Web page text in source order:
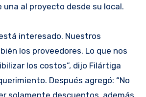
una al proyecto desde su local.
interesado. Nuestros
los proveedores. Lo que nos
los costos”, dijo Filártiga
Después agregó: “No
solamente descuentos, además